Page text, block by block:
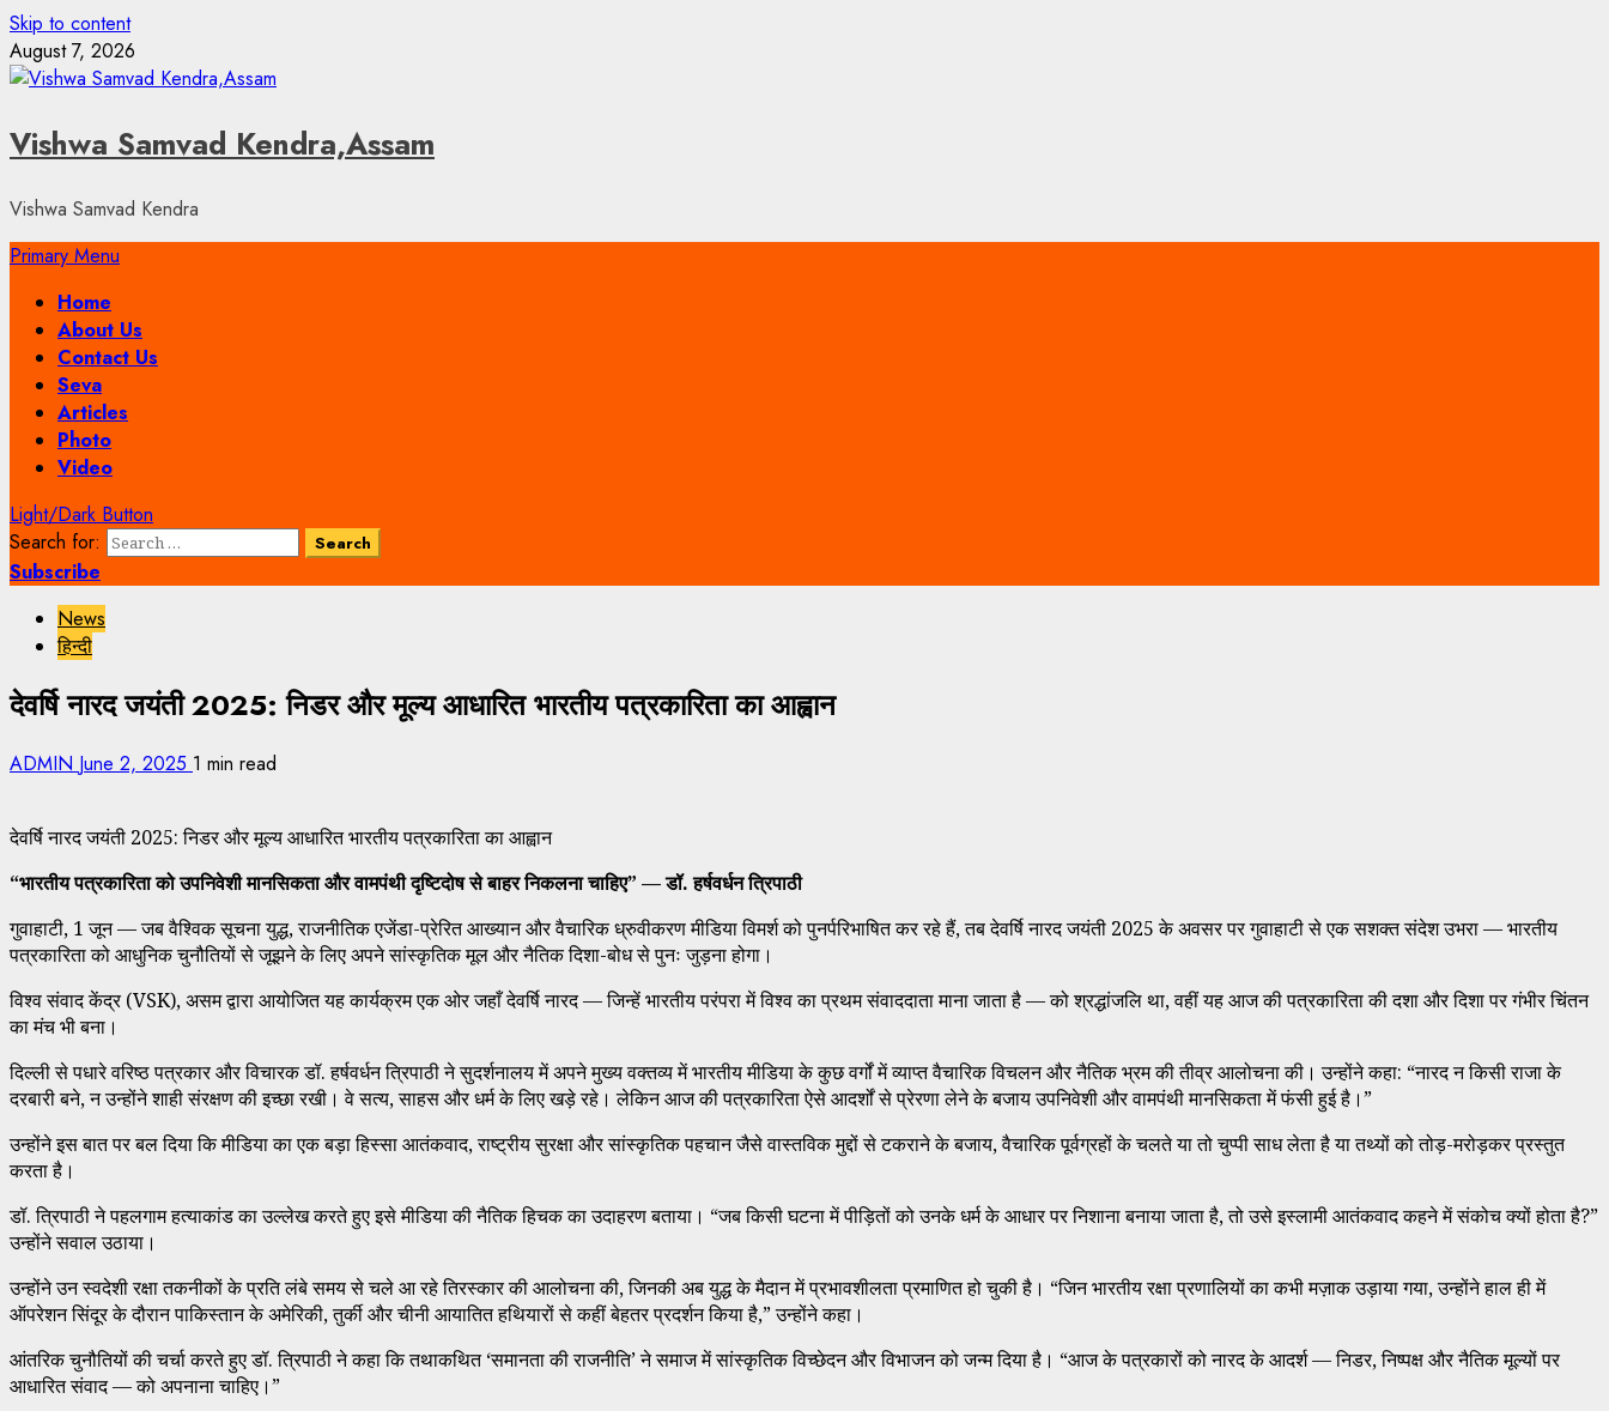
Skip to content
August 7, 2026
Vishwa Samvad Kendra,Assam
Vishwa Samvad Kendra
Primary Menu
Home
About Us
Contact Us
Seva
Articles
Photo
Video
Light/Dark Button
Search for:
Subscribe
News
हिन्दी
देवर्षि नारद जयंती 2025: निडर और मूल्य आधारित भारतीय पत्रकारिता का आह्वान
ADMIN June 2, 2025 1 min read
देवर्षि नारद जयंती 2025: निडर और मूल्य आधारित भारतीय पत्रकारिता का आह्वान
“भारतीय पत्रकारिता को उपनिवेशी मानसिकता और वामपंथी दृष्टिदोष से बाहर निकलना चाहिए” — डॉ. हर्षवर्धन त्रिपाठी
गुवाहाटी, 1 जून — जब वैश्विक सूचना युद्ध, राजनीतिक एजेंडा-प्रेरित आख्यान और वैचारिक ध्रुवीकरण मीडिया विमर्श को पुनर्परिभाषित कर रहे हैं, तब देवर्षि नारद जयंती 2025 के अवसर पर गुवाहाटी से एक सशक्त संदेश उभरा — भारतीय
पत्रकारिता को आधुनिक चुनौतियों से जूझने के लिए अपने सांस्कृतिक मूल और नैतिक दिशा-बोध से पुनः जुड़ना होगा।
विश्व संवाद केंद्र (VSK), असम द्वारा आयोजित यह कार्यक्रम एक ओर जहाँ देवर्षि नारद — जिन्हें भारतीय परंपरा में विश्व का प्रथम संवाददाता माना जाता है — को श्रद्धांजलि था, वहीं यह आज की पत्रकारिता की दशा और दिशा पर गंभीर चिंतन
का मंच भी बना।
दिल्ली से पधारे वरिष्ठ पत्रकार और विचारक डॉ. हर्षवर्धन त्रिपाठी ने सुदर्शनालय में अपने मुख्य वक्तव्य में भारतीय मीडिया के कुछ वर्गों में व्याप्त वैचारिक विचलन और नैतिक भ्रम की तीव्र आलोचना की। उन्होंने कहा: “नारद न किसी राजा के
दरबारी बने, न उन्होंने शाही संरक्षण की इच्छा रखी। वे सत्य, साहस और धर्म के लिए खड़े रहे। लेकिन आज की पत्रकारिता ऐसे आदर्शों से प्रेरणा लेने के बजाय उपनिवेशी और वामपंथी मानसिकता में फंसी हुई है।”
उन्होंने इस बात पर बल दिया कि मीडिया का एक बड़ा हिस्सा आतंकवाद, राष्ट्रीय सुरक्षा और सांस्कृतिक पहचान जैसे वास्तविक मुद्दों से टकराने के बजाय, वैचारिक पूर्वग्रहों के चलते या तो चुप्पी साध लेता है या तथ्यों को तोड़-मरोड़कर प्रस्तुत
करता है।
डॉ. त्रिपाठी ने पहलगाम हत्याकांड का उल्लेख करते हुए इसे मीडिया की नैतिक हिचक का उदाहरण बताया। “जब किसी घटना में पीड़ितों को उनके धर्म के आधार पर निशाना बनाया जाता है, तो उसे इस्लामी आतंकवाद कहने में संकोच क्यों होता है?”
उन्होंने सवाल उठाया।
उन्होंने उन स्वदेशी रक्षा तकनीकों के प्रति लंबे समय से चले आ रहे तिरस्कार की आलोचना की, जिनकी अब युद्ध के मैदान में प्रभावशीलता प्रमाणित हो चुकी है। “जिन भारतीय रक्षा प्रणालियों का कभी मज़ाक उड़ाया गया, उन्होंने हाल ही में
ऑपरेशन सिंदूर के दौरान पाकिस्तान के अमेरिकी, तुर्की और चीनी आयातित हथियारों से कहीं बेहतर प्रदर्शन किया है,” उन्होंने कहा।
आंतरिक चुनौतियों की चर्चा करते हुए डॉ. त्रिपाठी ने कहा कि तथाकथित ‘समानता की राजनीति’ ने समाज में सांस्कृतिक विच्छेदन और विभाजन को जन्म दिया है। “आज के पत्रकारों को नारद के आदर्श — निडर, निष्पक्ष और नैतिक मूल्यों पर
आधारित संवाद — को अपनाना चाहिए।”